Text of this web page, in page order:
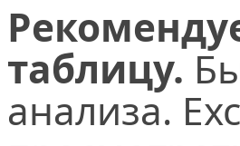
таблицу.
анализа.